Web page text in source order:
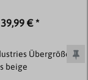
39,99 € *